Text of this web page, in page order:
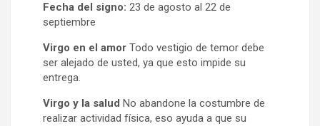
Fecha del signo: 23 de agosto al 22 de
septiembre
Virgo en el amor Todo vestigio de temor debe
ser alejado de usted, ya que esto impide su
entrega.
Virgo y la salud No abandone la costumbre de
realizar actividad física, eso ayuda a que su